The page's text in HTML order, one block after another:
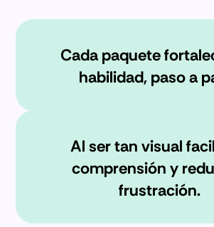
Cada paquete
habilidad, paso a
Al ser tan visual
comprensión y
frustración.